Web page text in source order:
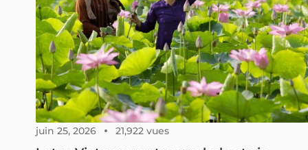
juin 25, 2026 21,922 vues